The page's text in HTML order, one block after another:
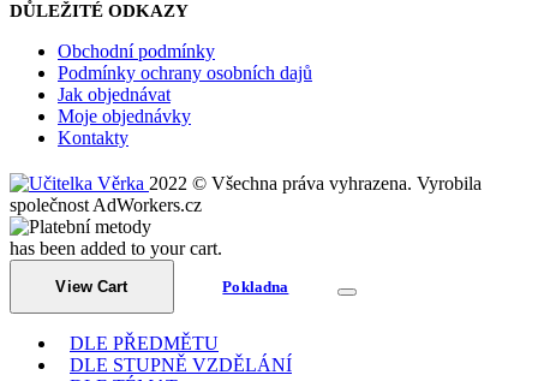
DŮLEŽITÉ ODKAZY
Obchodní podmínky
Podmínky ochrany osobních dajů
Jak objednávat
Moje objednávky
Kontakty
2022 © Všechna práva vyhrazena. Vyrobila
společnost AdWorkers.cz
has been added to your cart.
View Cart Pokladna
DLE PŘEDMĚTU
DLE STUPNĚ VZDĚLÁNÍ